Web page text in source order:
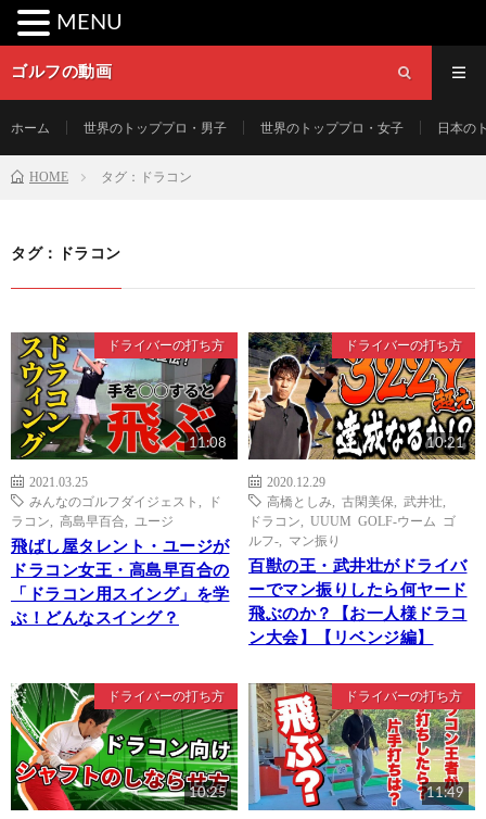
ゴルフの動画
ホーム 世界のトッププロ・男子 世界のトッププロ・女子 日本の
HOME タグ：ドラコン
タグ：ドラコン
ドライバーの打ち方
11:08
2021.03.25
みんなのゴルフダイジェスト
ド
ラコン
高島早百合 ユージ
飛ばし屋タレント・ユージが
ドラコン女王・高島早百合の
「ドラコン用スイング」を学
ぶ！どんなスイング？
ドライバーの打ち方
10:21
2020.12.29
高橋としみ
古閑美保 武井壮
ドラコン
UUUM GOLF-ウーム ゴ
ルフ-
マン振り
百獣の王・武井壮がドライバ
ーでマン振りしたら何ヤード
飛ぶのか？【お一人様ドラコ
ン大会】【リベンジ編】
ドライバーの打ち方
10:25
ドライバーの打ち方
11:49
MENU